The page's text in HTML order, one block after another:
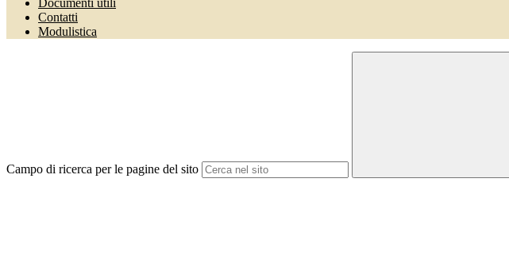
Documenti utili
Contatti
Modulistica
Campo di ricerca per le pagine del sito